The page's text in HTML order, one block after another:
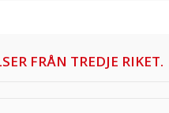
FRÅN TREDJE RIKET.